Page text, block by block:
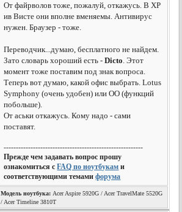
От файрволов тоже, пожалуй, откажусь. В ХР
ив Висте они вполне вменяемы. Антивирус
нужен. Браузер - тоже.
Переводчик...думаю, бесплатного не найдем.
Зато словарь хороший есть -Dicto. Этот
момент тоже поставим под знак вопроса.
Теперь вот думаю, какой офис выбрать. Lotus
Symphony (очень удобен) или OO (функций
побольше).
От аськи откажусь. Кому надо - сами
поставят.
---------------------------------------------------------
Прежде чем задавать вопрос прошу
ознакомиться сFAQ по ноутбукам и
соответствующими темамифорума
Модель ноутбука: Acer Aspire 5920G / Acer TravelMate 5520G
/ Acer Timeline 3810T